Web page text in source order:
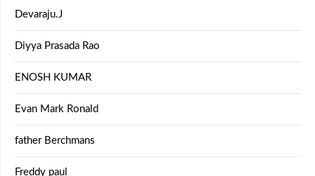
Devaraju.J
Diyya Prasada Rao
ENOSH KUMAR
Evan Mark Ronald
father Berchmans
Freddy paul